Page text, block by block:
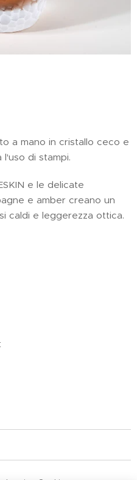
a mano in cristallo ceco e
di stampi.
e le delicate
e amber creano un
caldi e leggerezza ottica.